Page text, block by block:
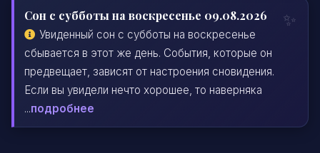
Сон с субботы на воскресенье 09.08.2026
Увиденный сон с субботы на воскресенье
сбывается в этот же день. События, которые он
предвещает, зависят от настроения сновидения.
Если вы увидели нечто хорошее, то наверняка
...подробнее